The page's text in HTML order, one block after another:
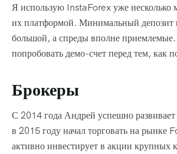
Я использую InstaForex уже несколько
их платформой. Минимальный депозит
большой, а спреды вполне
попробовать демо-счет перед тем, как
Брокеры
С 2014 года Андрей успешно
в 2015 году начал торговать на рынке
активно инвестирует в акции крупных